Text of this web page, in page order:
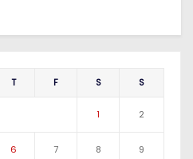
T F S S
1 2
6 7 8 9